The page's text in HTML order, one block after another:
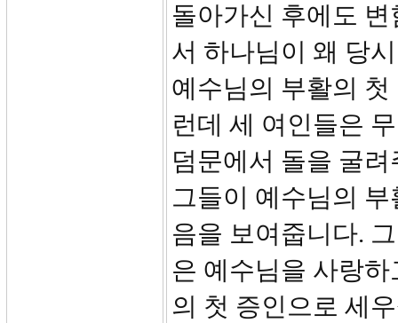
돌아가신 후에도
서 하나님이 왜 당
예수님의 부활의
런데 세 여인들은
덤문에서 돌을 굴
그들이 예수님의
음을 보여줍니다.
은 예수님을 사랑
의 첫 증인으로 세